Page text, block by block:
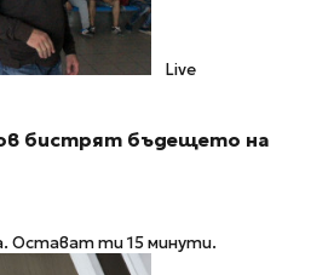
Live
бистрят бъдещето на
Остават ти 15 минути.